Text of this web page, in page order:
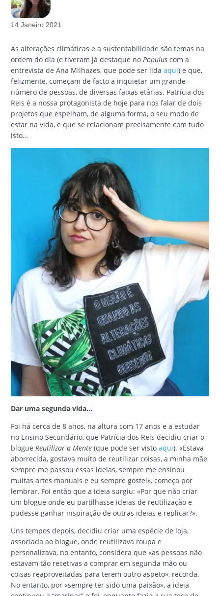
14 Janeiro 2021
As alterações climáticas e a sustentabilidade são temas na
ordem do dia (e tiveram já destaque no Populuscom a
entrevista de Ana Milhazes, que pode ser lidaaqui) e que,
felizmente, começam de facto a inquietar um grande
número de pessoas, de diversas faixas etárias. Patrícia dos
Reis é a nossa protagonista de hoje para nos falar de dois
projetos que espelham, de alguma forma, o seu modo de
estar na vida, e que se relacionam precisamente com tudo
isto…
Dar uma segunda vida…
Foi há cerca de 8 anos, na altura com 17 anos e a estudar
no Ensino Secundário, que Patrícia dos Reis decidiu criar o
blogue Reutilizar a Mente (que pode ser vistoaqui). «Estava
aborrecida, gostava muito de reutilizar coisas, a minha mãe
sempre me passou essas ideias, sempre me ensinou
muitas artes manuais e eu sempre gostei», começa por
lembrar. Foi então que a ideia surgiu: «Por que não criar
um blogue onde eu partilhasse ideias de reutilização e
pudesse ganhar inspiração de outras ideias e replicar?».
Uns tempos depois, decidiu criar uma espécie de loja,
associada ao blogue, onde reutilizava roupa e
personalizava, no entanto, considera que «as pessoas não
estavam tão recetivas a comprar em segunda mão ou
coisas reaproveitadas para terem outro aspeto», recorda.
No entanto, por «sempre ter sido uma paixão», a ideia